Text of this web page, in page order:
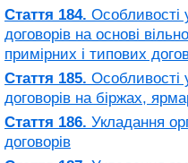
Стаття 184. Особливості
договорів на основі
примірних і типових
Стаття 185. Особливості
договорів на біржах,
Стаття 186. Укладання
договорів